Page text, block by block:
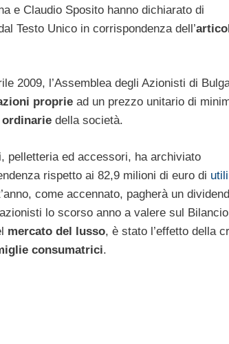
e Claudio Sposito hanno dichiarato di
Testo Unico in corrispondenza dell’
2009, l’Assemblea degli Azionisti di
proprie ad un prezzo unitario di
della società.
pelletteria ed accessori, ha archiviato
rispetto ai 82,9 milioni di euro di utili
come accennato, pagherà un
lo scorso anno a valere sul Bilancio
mercato del lusso, è stato l’effetto della
consumatrici.